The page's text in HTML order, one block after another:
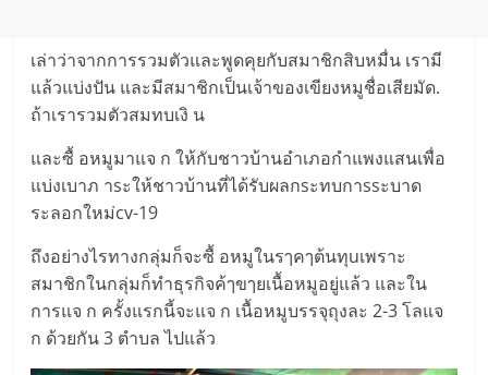
เล่าว่าจากการรวมตัวและพูดคุยกับสมาชิกสิบหมื่น เรามี
แล้วแบ่งปัน และมีสมาชิกเป็นเจ้าของเขียงหมูชื่อเสียมัด.
ถ้าเรารวมตัวสมทบเงิ น
และซื้ อหมูมาแจ ก ให้กับชาวบ้านอำเภอกำแพงแสนเพื่อ
แบ่งเบาภ าsะให้ชาวบ้านที่ได้รับผลกsะทบกาssะบาด
ระลอกใหม่cv-19
ถึงอย่างไรทางกลุ่มก็จะซื้ อหมูในรๅคๅต้นทุuเพราะ
สมาชิกในกลุ่มก็ทำธุรกิจค้ๅขๅยเนื้อหมูอยู่แล้ว และใน
การแจ ก ครั้งแรกนี้จะแจ ก เนื้อหมูบรรจุถุงละ 2-3 โลแจ
ก ด้วยกัน 3 ตำบล ไปแล้ว